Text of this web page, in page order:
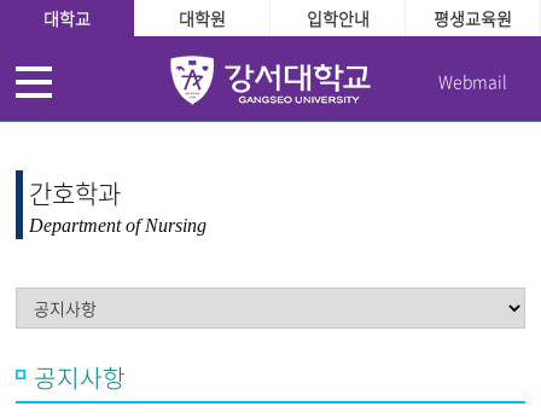
대학교 대학원 입학안내 평생교육원
Webmail
간호학과
Department of Nursing
공지사항